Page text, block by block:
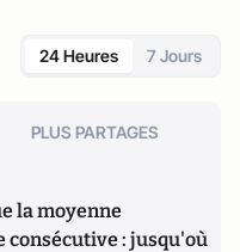
24 Heures 7 Jours
PLUS PARTAGES
la moyenne
consécutive : jusqu'où